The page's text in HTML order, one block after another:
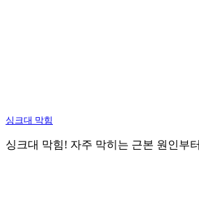
싱크대 막힘
싱크대 막힘! 자주 막히는 근본 원인부